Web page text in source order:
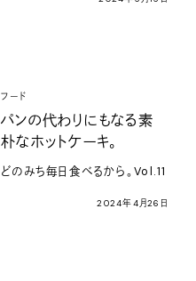
フード
パンの代わりにもなる素
朴なホットケーキ。
どのみち毎日食べるから。Vol.11
2024年4月26日